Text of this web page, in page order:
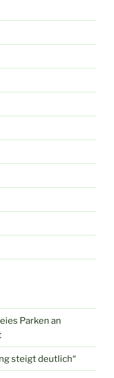
Parken an
steigt deutlich“